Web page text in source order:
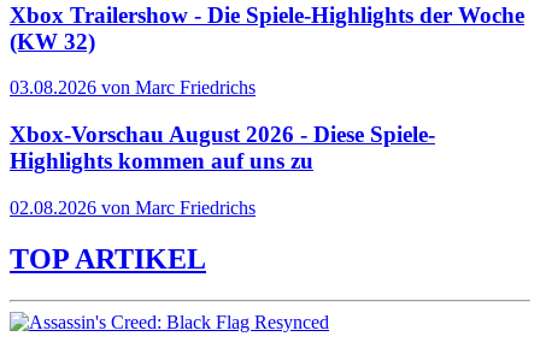
Xbox Trailershow - Die Spiele-Highlights der Woche
(KW 32)
03.08.2026 von Marc Friedrichs
Xbox-Vorschau August 2026 - Diese Spiele-
Highlights kommen auf uns zu
02.08.2026 von Marc Friedrichs
TOP ARTIKEL